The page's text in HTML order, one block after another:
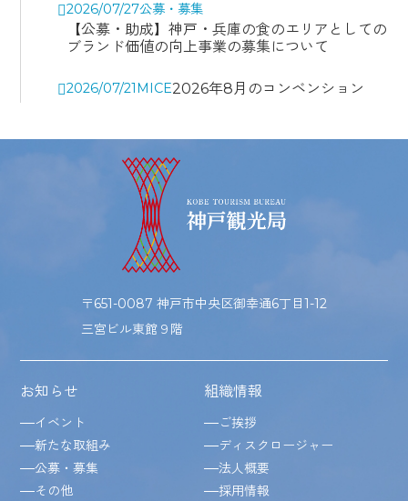
2026/07/27公募・募集
【公募・助成】神戸・兵庫の食のエリアとしての
ブランド価値の向上事業の募集について
2026/07/21 MICE2026年8月のコンベンション
〒651-0087 神戸市中央区御幸通6丁目1-12
三宮ビル東館９階
お知らせ
イベント
新たな取組み
公募・募集
その他
組織情報
ご挨拶
ディスクロージャー
法人概要
採用情報